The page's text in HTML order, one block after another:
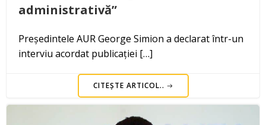
administrativă”
Președintele AUR George Simion a declarat într-un
interviu acordat publicației […]
CITEȘTE ARTICOL..